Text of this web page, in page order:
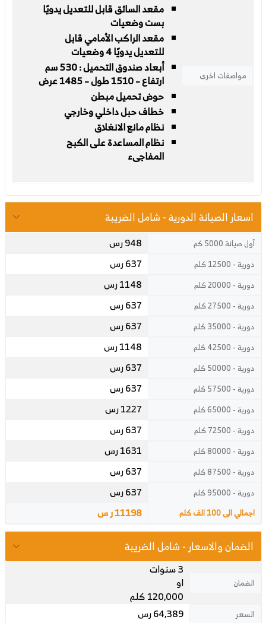
مواصفات اخرى
مقعد السائق قابل للتعديل يدويًا
بست وضعيات
مقعد الراكب الأمامي قابل
للتعديل يدويًا 4 وضعيات
أبعاد صندوق التحميل : 530 سم
ارتفاع – 1510 طول – 1485 عرض
حوض تحميل مبطن
خطاف حبل داخلي وخارجي
نظام مانع الانغلاق
نظام المساعدة على الكبح
المفاجىء
اسعار الصيانة الدورية - شامل الضريبة
أول صيانة 5000 كم 948 رس
دورية - 12500 كلم 637 رس
دورية - 20000 كلم 1148 رس
دورية - 27500 كلم 637 رس
دورية - 35000 كلم 637 رس
دورية - 42500 كلم 1148 رس
دورية - 50000 كلم 637 رس
دورية - 57500 كلم 637 رس
دورية - 65000 كلم 1227 رس
دورية - 72500 كلم 637 رس
دورية - 80000 كلم 1631 رس
دورية - 87500 كلم 637 رس
دورية - 95000 كلم 637 رس
اجمالي الى 100 الف كلم 11198 ر س
الضمان والاسعار - شامل الضريبة
الضمان
3 سنوات
او
120,000 كلم
السعر
64,389 رس